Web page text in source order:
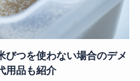
びつを使わない場合のデメ
用品も紹介